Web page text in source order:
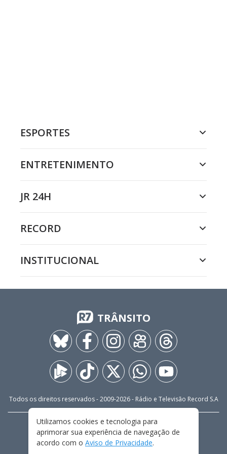
ESPORTES
ENTRETENIMENTO
JR 24H
RECORD
INSTITUCIONAL
TRÂNSITO
Todos os direitos reservados - 2009-2026- Rádio e Televisão Record S.A
FALE CONOSCO
PRIVACIDADE
TERMOS E CONDIÇÕES DE USO
Utilizamos cookies e tecnologia para
aprimorar sua experiência de navegação de
acordo com o Aviso de Privacidade.